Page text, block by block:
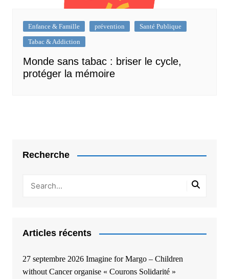
Enfance & Famille prévention
Santé Publique
Tabac & Addiction
Monde sans tabac : briser le cycle,
protéger la mémoire
Recherche
Articles récents
27 septembre 2026 Imagine for Margo – Children
without Cancer organise « Courons Solidarité »